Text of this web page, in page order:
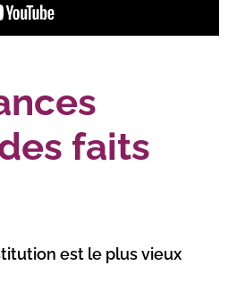
faits
est le plus vieux